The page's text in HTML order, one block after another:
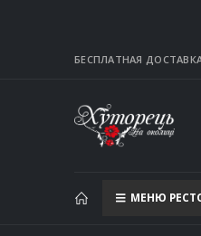
БЕСПЛАТНАЯ
МЕНЮ